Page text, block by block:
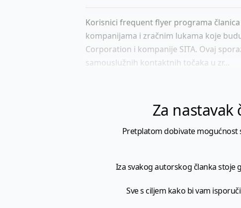
Korisnici frequent flyer programa
kompanijama i zračnim lukama koje
Corporation i kompanije SITA. Ovaj
samouslužnih kontaktnih točaka u zr...
Za
Pretplatom dobivate mogućnost
Iza svakog autorskog članka stoje
Sve s ciljem kako bi vam